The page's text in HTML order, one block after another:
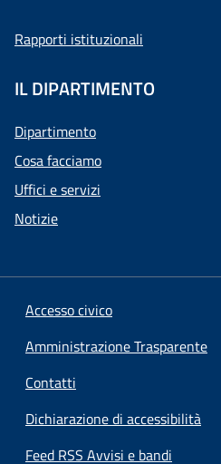
Rapporti istituzionali
IL DIPARTIMENTO
Dipartimento
Cosa facciamo
Uffici e servizi
Notizie
Accesso civico
Amministrazione Trasparente
Contatti
Dichiarazione di accessibilità
Feed RSS Avvisi e bandi